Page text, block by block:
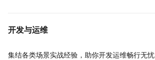
开发与运维
集结各类场景实战经验，助你开发运维畅行无忧